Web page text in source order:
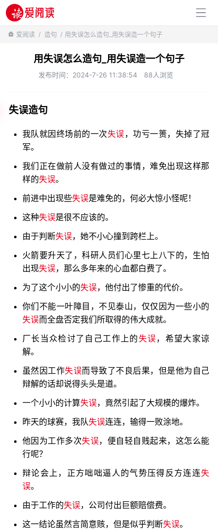
百科知识
爱阅读 / 造句 / 用失误怎么造句_用失误造一个句子
用失误怎么造句_用失误造一个句子
发布时间：2024-7-26 11:38:54 88人浏览
失误造句
我队就因终场前的一次失误 ，功亏一篑，失掉了冠
军。
我们正在做前人没有做过的事情，难免出现这样那
样的失误。
前进中出现些失误是难免的，何必大惊小怪呢！
这种失误是很不应该的。
由于判断失误，她不小心撞到跨栏上。
火箭要升天了，科研人员们心里七上八下的，生怕
出现失误，那么多年来的心血都白费了。
为了这个小小的失误，他付出了惨重的代价。
你们不能一叶障目，不见泰山，仅仅因为一些小的
失误而全盘否定我们所取得的伟大成就。
厂长当众检讨了自己工作上的 失误 ，希望大家谅
解。
虽然因工作失误而导致了不良后果，但是他为自己
辩解的话却说得头头是道。
一个小小的计算失误，竟然引起了大规模的爆炸。
昨天的球赛，我队失误连连，输得一败涂地。
他因为工作多次失误，便自轻自贱起来，这怎么能
行呢？
辩论会上，正方咄咄逼人的气势压得反方连连失
误。
由于工作的失误，公司付出巨额赔偿费。
这一结论虽然言简意赅，但是似乎判断失误。